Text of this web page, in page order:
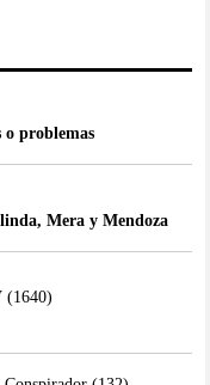
o problemas
Mera y Mendoza
(1640)